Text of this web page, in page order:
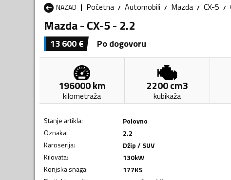
NAZAD
Početna Automobili Mazda CX-5
Mazda - CX-5 - 2.2
13 600€ Po dogovoru
196000km
kilometraža
2200cm3
kubikaža
Stanje artikla:
Polovno
Oznaka:
2.2
Karoserija:
Džip / SUV
Kilovata: 130kW
Konjska snaga: 177KS